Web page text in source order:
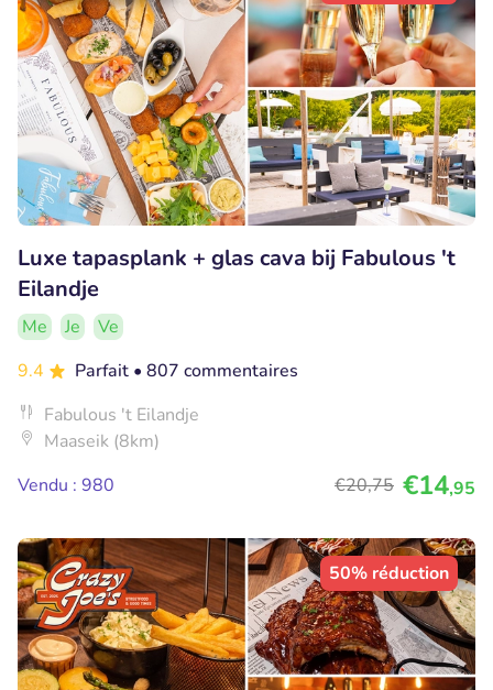
Luxe tapasplank + glas cava bij Fabulous 't
Eilandje
Me Je
Ve
9.4
Parfait • 807 commentaires
Fabulous 't Eilandje
Maaseik (8km)
Vendu : 980
€20,75 €14,95
50% réduction